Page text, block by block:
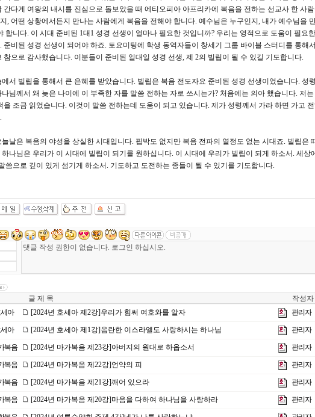
간다게 여왕의 내시를 진심으로 돌보았을 때 에티오피아 아프리카에 복음을 전하는 선교사 한 사
, 어떤 상황에서든지 만나는 사람에게 복음을 전해야 합니다. 예수님은 누구인지, 내가 예수님을
합니다. 이 시대 준비된 1대1 성경 선생이 얼마나 필요한 것입니까? 우리는 영적으로 도움이 필요
준비된 성경 선생이 되어야 하죠. 토요미팅에 학생 동역자들이 창세기 그룹 바이블 스터디를 통해
참으로 감사했습니다. 이분들이 준비된 일대일 성경 선생, 제 2의 빌립이 될 수 있길 기도합니다.
서 빌립을 통해서 큰 은혜를 받았습니다. 빌립은 복음 전도자요 준비된 성경 선생이었습니다. 성
님께서 왜 늦은 나이에 이 부족한 자를 말씀 전하는 자로 쓰시는가? 처음에는 의아 했습니다. 저
을 조금 읽었습니다. 이것이 말씀 전하는데 도움이 되고 있습니다. 제가 성령께서 가라 하면 가고
날은 복음의 야성을 상실한 시대입니다. 핍박도 없지만 복음 전파의 열정도 없는 시대죠. 빌립은
나님은 우리가 이 시대에 빌립이 되기를 원하십니다. 이 시대에 우리가 빌립이 되게 하소서. 세상
씀으로 깊이 있게 섬기게 하소서. 기도하고 도전하는 종들이 될 수 있기를 기도합니다.
글 제 목 작성자
아 [2024년 호세아 제2강]우리가 힘써 여호와를 알자 관리자
아 [2024년 호세아 제1강]음란한 이스라엘도 사랑하시는 하나님 관리자
복음 [2024년 마가복음 제23강]아버지의 원대로 하옵소서 관리자
복음 [2024년 마가복음 제22강]언약의 피 관리자
복음 [2024년 마가복음 제21강]깨어 있으라 관리자
복음 [2024년 마가복음 제20강]마음을 다하여 하나님을 사랑하라 관리자